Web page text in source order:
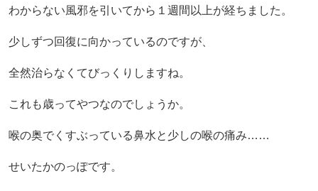
わからない風邪を引いてから１週間以上が経ちました。
少しずつ回復に向かっているのですが、
全然治らなくてびっくりしますね。
これも歳ってやつなのでしょうか。
喉の奥でくすぶっている鼻水と少しの喉の痛み……
せいたかのっぽです。